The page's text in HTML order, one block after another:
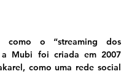
como o “streaming dos
a Mubi foi criada em 2007
como uma rede social